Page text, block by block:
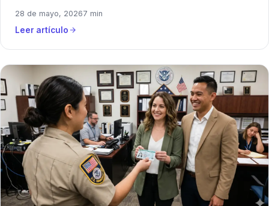
28 de mayo, 20267 min
Leer artículo